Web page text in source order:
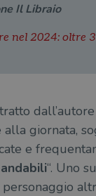
Il Libraio
nel 2024: oltre
alla giornata,
e
“. Uno
personaggio